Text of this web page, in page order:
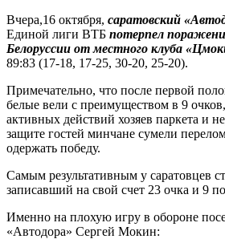
Вчера,16 октября, саратовский
Единой лиги ВТБ потерпел
Белоруссии от местного клуба
89:83 (17-18, 17-25, 30-20, 25-20).
Примечательно, что после первой
белые вели с преимуществом в 9 очков,
активных действий хозяев паркета и
защите гостей минчане сумели
одержать победу.
Самым результативным у саратовцев
записавший на свой счет 23 очка и 9
Именно на плохую игру в обороне
«Автодора» Сергей Мокин: